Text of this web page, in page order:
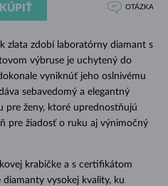
zlata zdobí laboratórny diamant s
výbruse je uchytený do
vyniknúť jeho oslnivému
sebavedomý a elegantný
pre ženy, ktoré uprednostňujú
pre žiadosť o ruku aj výnimočný
krabičke a s certifikátom
vysokej kvality, ku
KÚPIŤ OTÁZKA